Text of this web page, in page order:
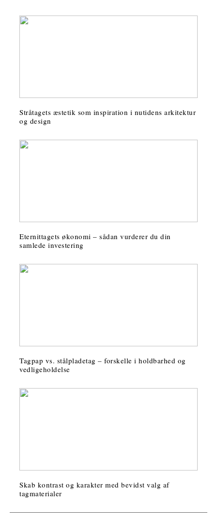
Stråtagets æstetik som inspiration i nutidens arkitektur
og design
Eternittagets økonomi – sådan vurderer du din
samlede investering
Tagpap vs. stålpladetag – forskelle i holdbarhed og
vedligeholdelse
Skab kontrast og karakter med bevidst valg af
tagmaterialer